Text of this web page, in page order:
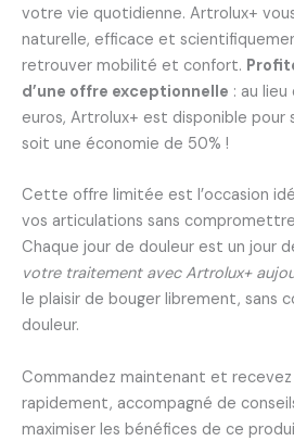
votre vie quotidienne. Artrolux+
naturelle, efficace et
retrouver mobilité et confort.
d’une offre exceptionnelle : au
euros, Artrolux+ est disponible pour
soit une économie de 50% !
Cette offre limitée est l’occasion
vos articulations sans
Chaque jour de douleur est un jour
votre traitement avec Artrolux+
le plaisir de bouger librement, sans
douleur.
Commandez maintenant et
rapidement, accompagné de
maximiser les bénéfices de ce